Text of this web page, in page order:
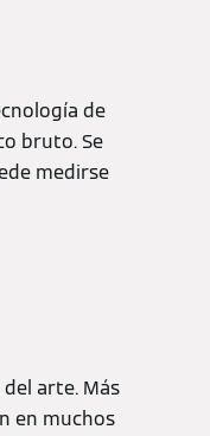
de
bruto. Se
medirse
arte. Más
en muchos